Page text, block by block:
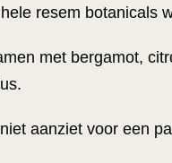
resem botanicals
met bergamot,
aanziet voor een